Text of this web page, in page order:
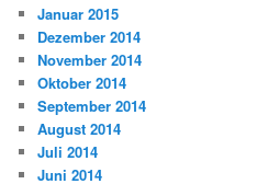
Januar 2015
Dezember 2014
November 2014
Oktober 2014
September 2014
August 2014
Juli 2014
Juni 2014